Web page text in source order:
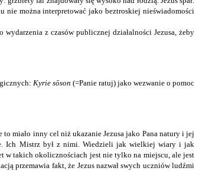
nie można interpretować jako beztroskiej nieświadomości
z czasów publicznej działalności Jezusa, żeby
Kyrie sōson (=Panie ratuj) jako wezwanie o pomoc
miało inny cel niż ukazanie Jezusa jako Pana natury i jej
Ich Mistrz był z nimi. Wiedzieli jak wielkiej wiary i jak
w takich okolicznościach jest nie tylko na miejscu, ale jest
przemawia fakt, że Jezus nazwał swych uczniów ludźmi